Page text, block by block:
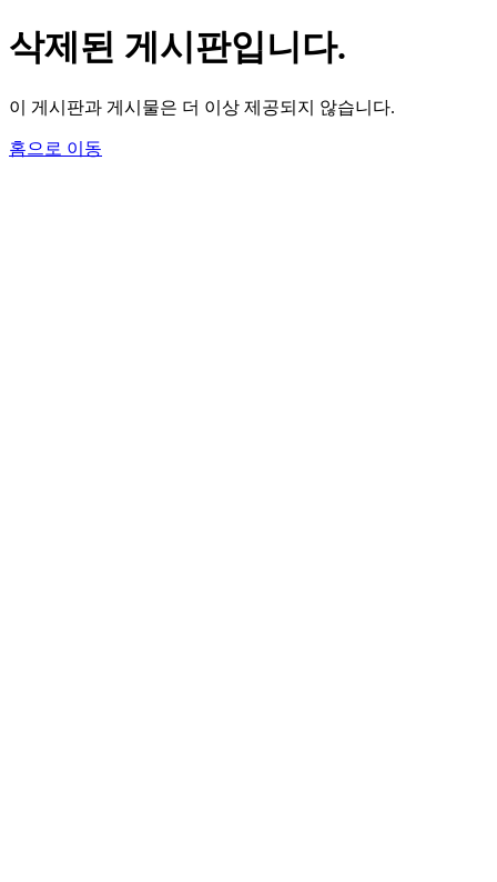
삭제된 게시판입니다.
이 게시판과 게시물은 더 이상 제공되지 않습니다.
홈으로 이동